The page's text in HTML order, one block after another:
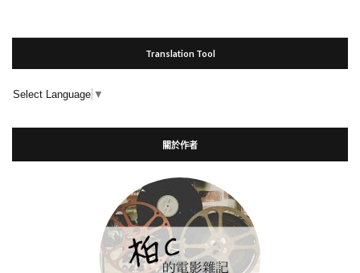
Translation Tool
Select Language ▼
關於作者